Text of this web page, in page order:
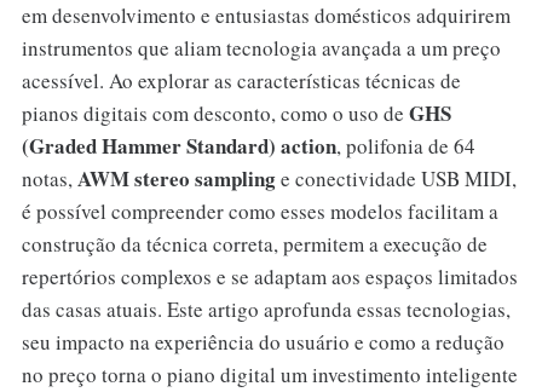
em desenvolvimento e entusiastas domésticos adquirirem
instrumentos que aliam tecnologia avançada a um preço
acessível. Ao explorar as características técnicas de
pianos digitais com desconto, como o uso de GHS
(Graded Hammer Standard) action, polifonia de 64
notas,AWM stereo samplinge conectividade USB MIDI,
é possível compreender como esses modelos facilitam a
construção da técnica correta, permitem a execução de
repertórios complexos e se adaptam aos espaços limitados
das casas atuais. Este artigo aprofunda essas tecnologias,
seu impacto na experiência do usuário e como a redução
no preço torna o piano digital um investimento inteligente